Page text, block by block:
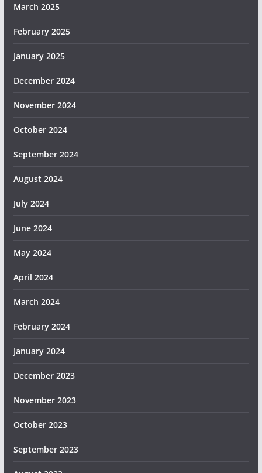
March 2025
February 2025
January 2025
December 2024
November 2024
October 2024
September 2024
August 2024
July 2024
June 2024
May 2024
April 2024
March 2024
February 2024
January 2024
December 2023
November 2023
October 2023
September 2023